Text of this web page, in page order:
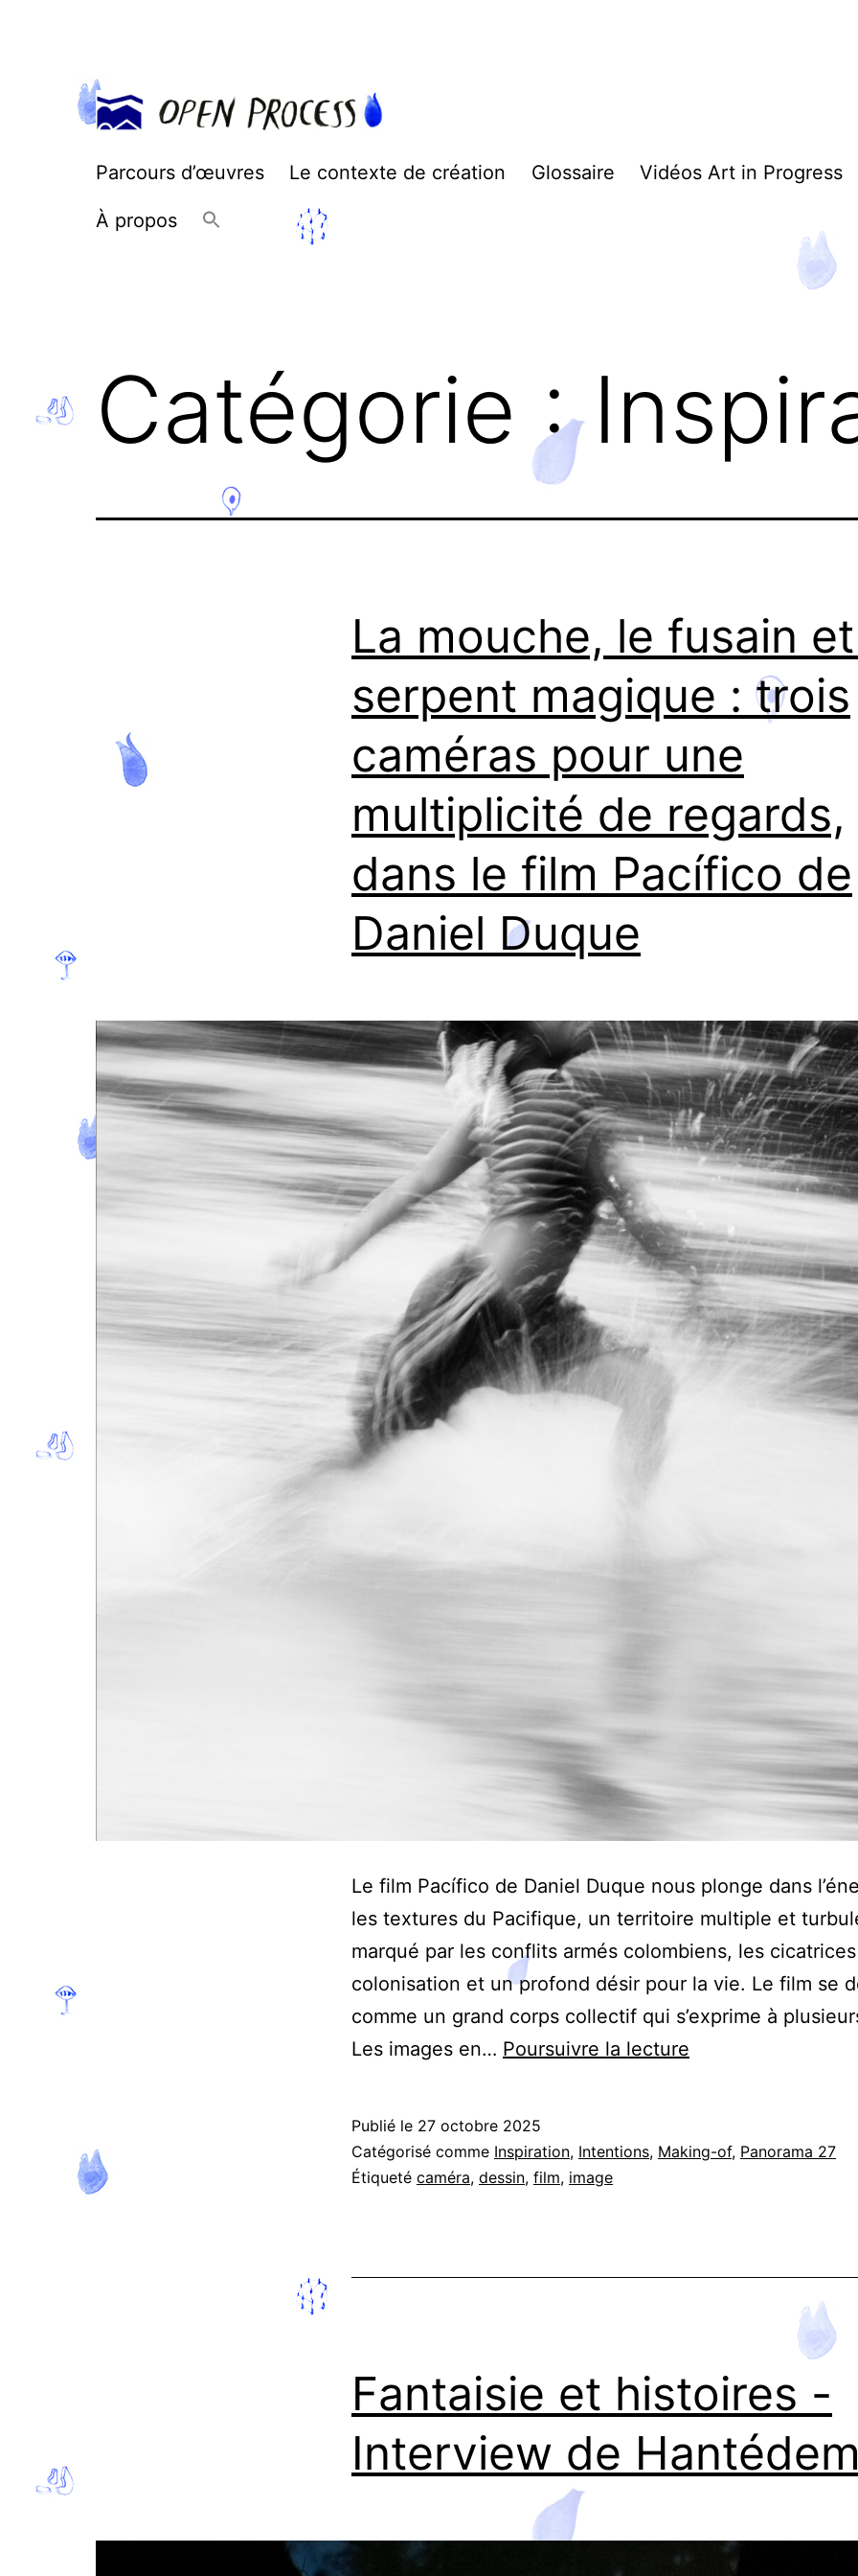
Open
Parcours d’œuvres Le contexte de création Glossaire Vidéos Art in Progress
À propos
Catégorie :
La mouche, le fusain
serpent magique : trois
caméras pour une
multiplicité de regards,
dans le film Pacífico de
Daniel Duque
Le film Pacífico de Daniel Duque nous plonge dans
les textures du Pacifique, un territoire multiple et
marqué par les conflits armés colombiens, les
colonisation et un profond désir pour la vie. Le film se
comme un grand corps collectif qui s’exprime à
Les images en… Poursuivre la lecture
fusain
magique
caméras
pour
une
multiplicité
regards,
dans
Publié le 27 octobre 2025
Catégorisé comme Inspiration, Intentions, Making-of, Panorama 27
Étiqueté caméra, dessin, film, image
Fantaisie et histoires -
Interview de